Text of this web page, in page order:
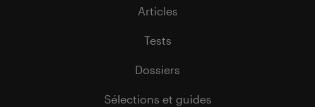
Articles
Tests
Dossiers
Sélections et guides